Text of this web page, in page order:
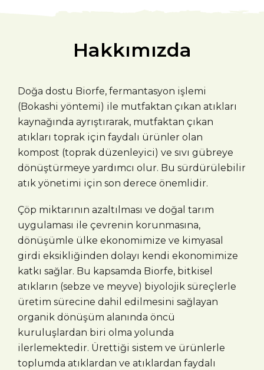
Hakkımızda
Doğa dostu Biorfe, fermantasyon işlemi
(Bokashi yöntemi) ile mutfaktan çıkan atıkları
kaynağında ayrıştırarak, mutfaktan çıkan
atıkları toprak için faydalı ürünler olan
kompost (toprak düzenleyici) ve sıvı gübreye
dönüştürmeye yardımcı olur. Bu sürdürülebilir
atık yönetimi için son derece önemlidir.
Çöp miktarının azaltılması ve doğal tarım
uygulaması ile çevrenin korunmasına,
dönüşümle ülke ekonomimize ve kimyasal
girdi eksikliğinden dolayı kendi ekonomimize
katkı sağlar. Bu kapsamda Biorfe, bitkisel
atıkların (sebze ve meyve) biyolojik süreçlerle
üretim sürecine dahil edilmesini sağlayan
organik dönüşüm alanında öncü
kuruluşlardan biri olma yolunda
ilerlemektedir. Ürettiği sistem ve ürünlerle
toplumda atıklardan ve atıklardan faydalı